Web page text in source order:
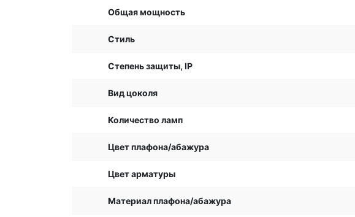
Общая мощность
Стиль
Степень защиты, IP
Вид цоколя
Количество ламп
Цвет плафона/абажура
Цвет арматуры
Материал плафона/абажура